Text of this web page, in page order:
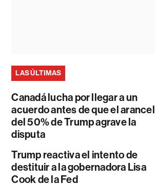
LAS ÚLTIMAS
Canadá lucha por llegar a un
acuerdo antes de que el arancel
del 50% de Trump agrave la
disputa
Trump reactiva el intento de
destituir a la gobernadora Lisa
Cook de la Fed